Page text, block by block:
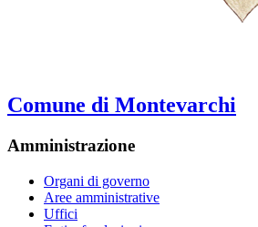
Comune di Montevarchi
Amministrazione
Organi di governo
Aree amministrative
Uffici